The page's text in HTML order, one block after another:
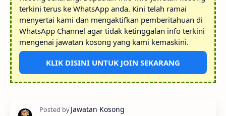
terkini terus ke WhatsApp anda. Kini telah ramai
menyertai kami dan mengaktifkan pemberitahuan di
WhatsApp Channel agar tidak ketinggalan info terkini
mengenai jawatan kosong yang kami kemaskini.
KLIK DISINI UNTUK JOIN SEKARANG